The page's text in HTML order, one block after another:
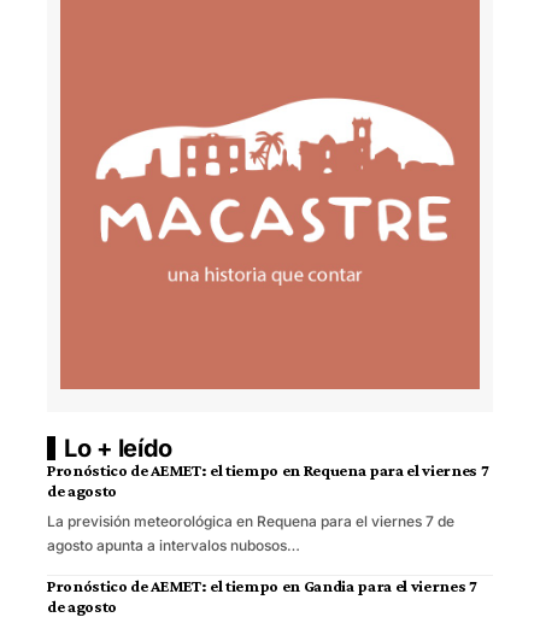
Lo + leído
Pronóstico de AEMET: el tiempo en Requena para el viernes 7
de agosto
La previsión meteorológica en Requena para el viernes 7 de
agosto apunta a intervalos nubosos…
Pronóstico de AEMET: el tiempo en Gandia para el viernes 7
de agosto